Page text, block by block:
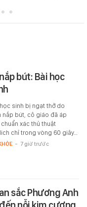
bút: Bài học
sinh bị ngạt thở do
nắp bút, cô giáo đã áp
xác thủ thuật
chỉ trong vòng 60 giây…
- 7 giờ trước
sắc Phương Anh